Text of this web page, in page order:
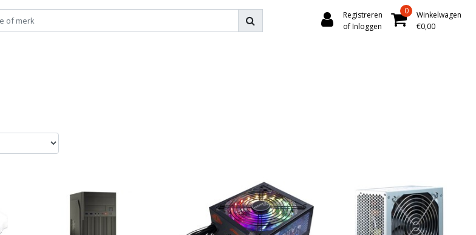
Registreren
of Inloggen
0
Winkelwagen
€0,00